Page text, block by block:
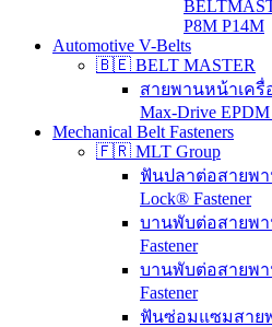
P8M P14M
Automotive V-Belts
🇧🇪 BELT MASTER
สายพานหน้าเครื่
Max-Drive
Mechanical Belt Fasteners
🇫🇷 MLT Group
ฟันปลาต่อสายพา
Lock® Fastener
บานพับต่อสายพา
Fastener
บานพับต่อสายพา
Fastener
ฟันซ่อมแซมสายพ